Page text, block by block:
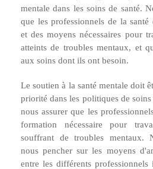
mentale dans les soins de santé.
que les professionnels de la santé
et des moyens nécessaires pour
atteints de troubles mentaux, et
aux soins dont ils ont besoin.
Le soutien à la santé mentale doit
priorité dans les politiques de
nous assurer que les
formation nécessaire pour
souffrant de troubles mentaux.
nous pencher sur les moyens
entre les différents